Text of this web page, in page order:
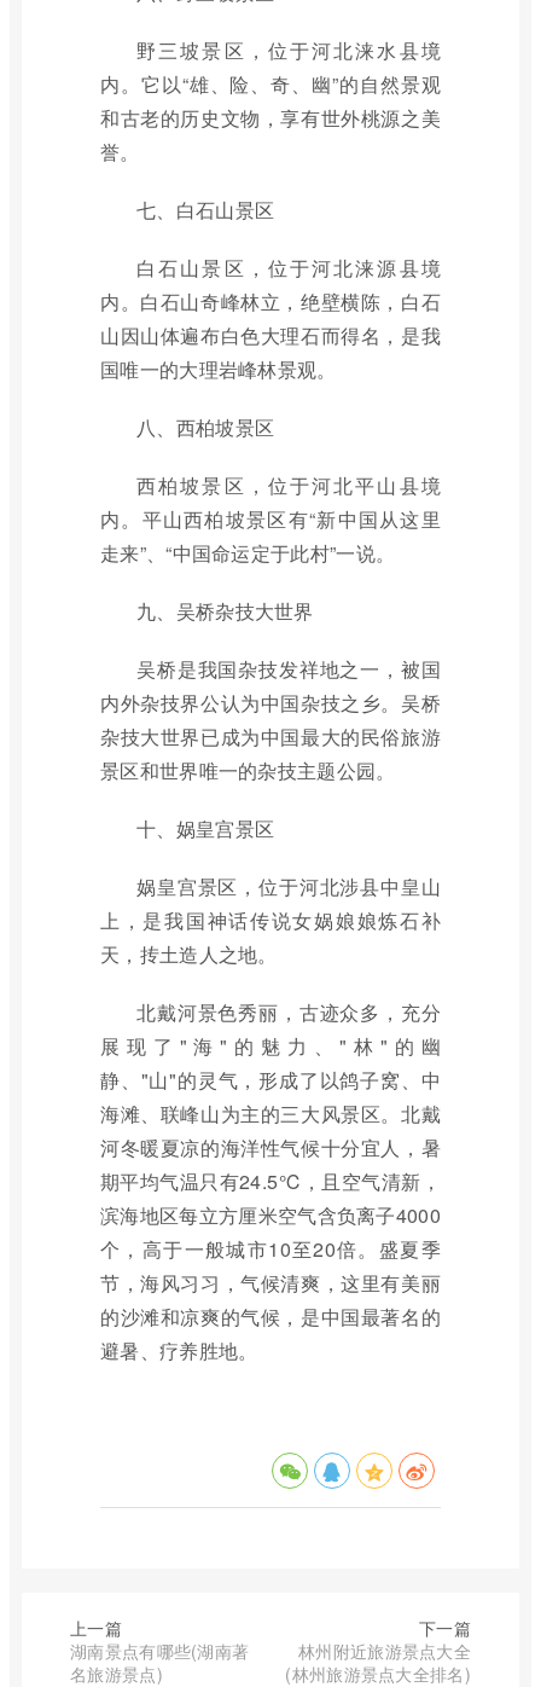
野三坡景区，位于河北涞水县境
内。它以“雄、险、奇、幽”的自然景观
和古老的历史文物，享有世外桃源之美
誉。
七、白石山景区
白石山景区，位于河北涞源县境
内。白石山奇峰林立，绝壁横陈，白石
山因山体遍布白色大理石而得名，是我
国唯一的大理岩峰林景观。
八、西柏坡景区
西柏坡景区，位于河北平山县境
内。平山西柏坡景区有“新中国从这里
走来”、“中国命运定于此村”一说。
九、吴桥杂技大世界
吴桥是我国杂技发祥地之一，被国
内外杂技界公认为中国杂技之乡。吴桥
杂技大世界已成为中国最大的民俗旅游
景区和世界唯一的杂技主题公园。
十、娲皇宫景区
娲皇宫景区，位于河北涉县中皇山
上，是我国神话传说女娲娘娘炼石补
天，抟土造人之地。
北戴河景色秀丽，古迹众多，充分
展现了"海"的魅力、"林"的幽
静、"山"的灵气，形成了以鸽子窝、中
海滩、联峰山为主的三大风景区。北戴
河冬暖夏凉的海洋性气候十分宜人，暑
期平均气温只有24.5℃，且空气清新，
滨海地区每立方厘米空气含负离子4000
个，高于一般城市10至20倍。盛夏季
节，海风习习，气候清爽，这里有美丽
的沙滩和凉爽的气候，是中国最著名的
避暑、疗养胜地。
上一篇
湖南景点有哪些(湖南著
名旅游景点)
下一篇
林州附近旅游景点大全
(林州旅游景点大全排名)